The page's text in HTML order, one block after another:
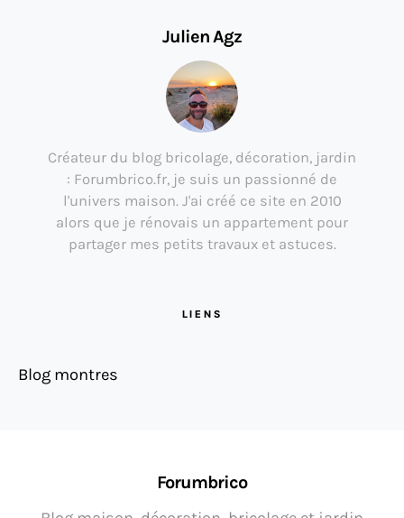
Julien Agz
Créateur du blog bricolage, décoration, jardin
: Forumbrico.fr, je suis un passionné de
l'univers maison. J'ai créé ce site en 2010
alors que je rénovais un appartement pour
partager mes petits travaux et astuces.
LIENS
Blog montres
Forumbrico